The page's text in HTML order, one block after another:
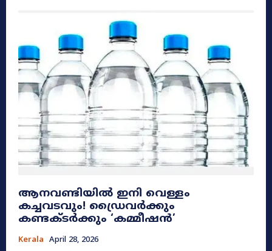
ആനവണ്ടിയിൽ ഇനി വെള്ളം
കച്ചവടവും! ഡ്രൈവർക്കും
കണ്ടക്ടർക്കും ‘കമ്മീഷൻ’
Kerala April 28, 2026